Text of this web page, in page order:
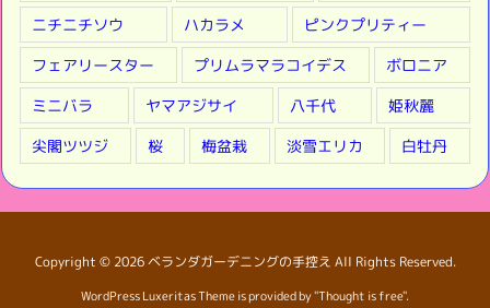
ニチニチソウ
ハカラメ
ピンクプリティー
フェアリースター
プリムラマラコイデス
ボロニア
ミニバラ
ヤマアジサイ 八千代
姫秋麗
尖閣ツツジ
桜 梅盆栽 淡雪エリカ 白牡丹
Copyright © 2026 ベランダガーデニングの手控え All Rights Reserved.
WordPress Luxeritas Theme is provided by "Thought is free".